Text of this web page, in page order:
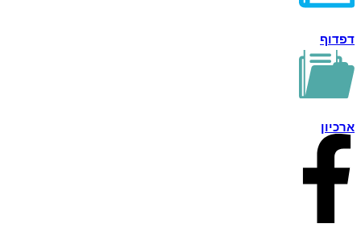
דפדוף
ארכיון